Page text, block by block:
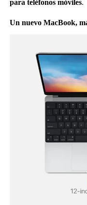
para teléfonos móviles.
Un nuevo MacBook,